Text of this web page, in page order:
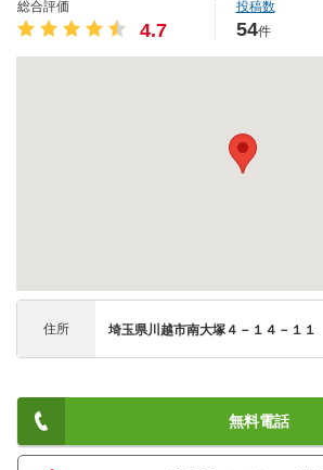
総合評価
4.7
投稿数
54件
住所 埼玉県川越市南大塚４－１４－１１
無料電話